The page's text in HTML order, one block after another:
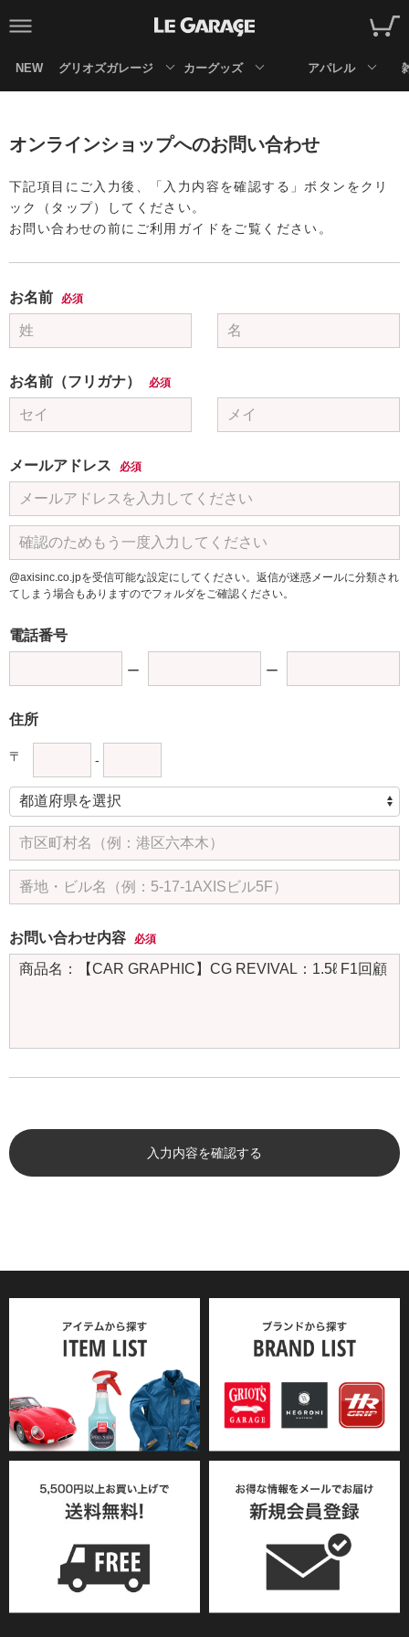
NEW グリオズガレージ カーグッズ アパレル
オンラインショップへのお問い合わせ
下記項目にご入力後、「入力内容を確認する」ボタンをクリ
ック（タップ）してください。
お問い合わせの前にご利用ガイドをご覧ください。
お名前 必須
お名前（フリガナ） 必須
メールアドレス 必須
@axisinc.co.jpを受信可能な設定にしてください。返信が迷惑メールに分類され
てしまう場合もありますのでフォルダをご確認ください。
電話番号
住所
〒 -
お問い合わせ内容 必須
入力内容を確認する